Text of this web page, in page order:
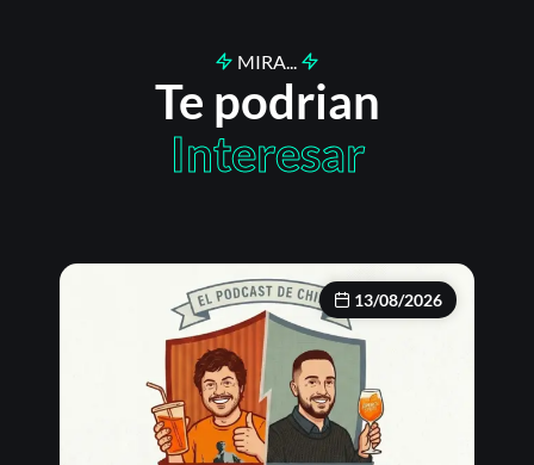
MIRA...
Te podrian
Interesar
13/08/2026